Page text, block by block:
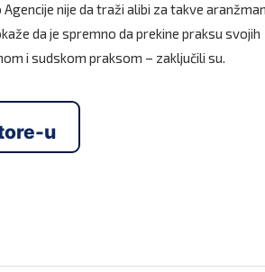
nije da traži alibi za takve
da je spremno da prekine praksu svojih
i sudskom praksom – zaključili su.
u